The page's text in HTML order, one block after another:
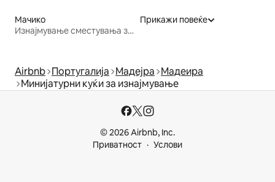
Мачико
Изнајмување сместувања за одмор
Прикажи повеќе
Airbnb Португалија Мадејра Мадеира
Минијатурни куќи за изнајмување
© 2026 Airbnb, Inc.
Приватност
Услови